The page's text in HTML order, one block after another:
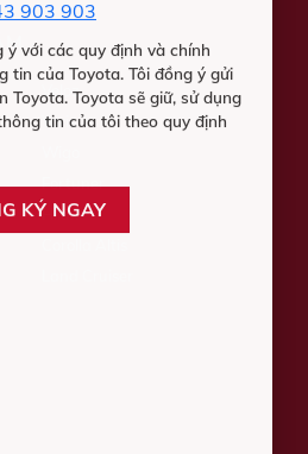
903 903
ý với các quy định và chính
tin của Toyota. Tôi đồng ý gửi
Toyota. Toyota sẽ giữ, sử dụng
tin của tôi theo quy định
Veloz
Yaris
Fortuner
Hilux